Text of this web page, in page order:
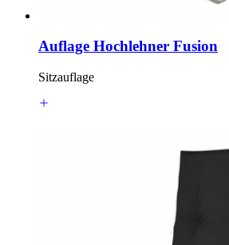
Auflage Hochlehner Fusion
Sitzauflage